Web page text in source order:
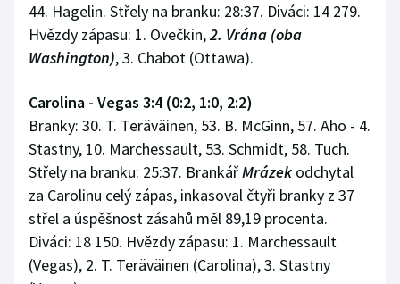
44. Hagelin. Střely na branku: 28:37. Diváci: 14 279.
Hvězdy zápasu: 1. Ovečkin,2. Vrána (oba
Washington), 3. Chabot (Ottawa).
Carolina - Vegas 3:4 (0:2, 1:0, 2:2)
Branky: 30. T. Teräväinen, 53. B. McGinn, 57. Aho - 4.
Stastny, 10. Marchessault, 53. Schmidt, 58. Tuch.
Střely na branku: 25:37. BrankářMrázek odchytal
za Carolinu celý zápas, inkasoval čtyři branky z 37
střel a úspěšnost zásahů měl 89,19 procenta.
Diváci: 18 150. Hvězdy zápasu: 1. Marchessault
(Vegas), 2. T. Teräväinen (Carolina), 3. Stastny